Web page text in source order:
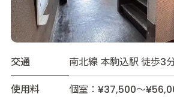
交通
南北線 本駒込駅 徒歩3
使用料
個室：¥37,500～